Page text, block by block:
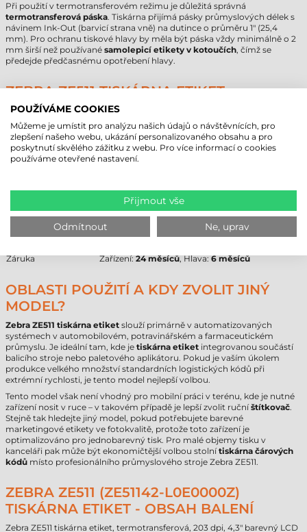
Při použití v termotransferovém režimu je důležitá správná
termotransferová páska. Tiskárna přijímá pásky průmyslových délek s
návinem Ink-Out (barvicí strana vně) na dutince o průměru 1" (25,4
mm). Pro ochranu tiskové hlavy by měla být páska vždy minimálně o 2
mm širší než používané samolepicí etikety v kotoučích, čímž se
předejde předčasnému opotřebení hlavy.
ZEBRA ZE511 TISKÁRNA ETIKET -
TECHNICKÉ PARAMETRY
Následující tabulka shrnuje nejdůležitější technické údaje pro podporu
vašeho nákupního rozhodování.
Parametr
Hodnota
termotransferová
Rozlišení
203 dpi
Max. průměr role
0 mm (externí podávání)
Průmyslový standard (dle aplikátoru)
Záruka
Zařízení:24 měsíců, Hlava:6 měsíců
OBLASTI POUŽITÍ A KDY ZVOLIT JINÝ
MODEL?
Zebra ZE511 tiskárna etiket slouží primárně v automatizovaných
systémech v automobilovém, potravinářském a farmaceutickém
průmyslu. Je ideální tam, kde je tiskárna etiket integrovanou součástí
balicího stroje nebo paletového aplikátoru. Pokud je vaším úkolem
produkce velkého množství standardních logistických kódů při
extrémní rychlosti, je tento model nejlepší volbou.
Tento model však není vhodný pro mobilní práci v terénu, kde je nutné
zařízení nosit v ruce – v takovém případě je lepší zvolit ručníštítkovač.
Stejně tak hledejte jiný model, pokud potřebujete barevné
marketingové etikety ve fotokvalitě, protože toto zařízení je
optimalizováno pro jednobarevný tisk. Pro malé objemy tisku v
kanceláři pak může být ekonomičtější volbou stolnítiskárna čárových
kódů místo profesionálního průmyslového stroje Zebra ZE511.
ZEBRA ZE511 (ZE51142-L0E0000Z)
TISKÁRNA ETIKET - OBSAH BALENÍ
Zebra ZE511 tiskárna etiket, termotransferová, 203 dpi, 4,3" barevný LCD
POUŽÍVÁME COOKIES
Můžeme je umístit pro analýzu našich údajů o návštěvnících, pro
zlepšení našeho webu, ukázání personalizovaného obsahu a pro
poskytnutí skvělého zážitku z webu. Pro více informací o cookies
používáme otevřené nastavení.
Přijmout vše
Odmítnout Ne, uprav